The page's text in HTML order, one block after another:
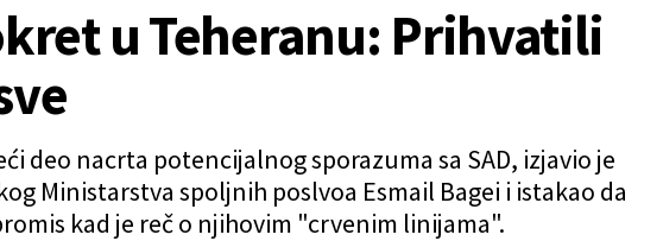
u Teheranu: Prihvatili
deo nacrta potencijalnog sporazuma sa SAD, izjavio je
Ministarstva spoljnih poslvoa Esmail Bagei i istakao da
kad je reč o njihovim "crvenim linijama".